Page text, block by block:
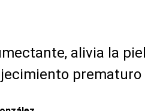
alivia la
prematuro